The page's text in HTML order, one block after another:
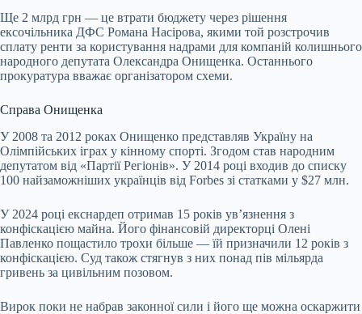
Ще 2 млрд грн — це втрати бюджету через рішення
ексочільника ДФС Романа Насірова, якими той розстрочив
сплату ренти за користування надрами для компаній колишнього
народного депутата Олександра Онищенка. Останнього
прокуратура вважає організатором схеми.
Справа Онищенка
У 2008 та 2012 роках Онищенко представляв Україну на
Олімпійських іграх у кінному спорті. Згодом став народним
депутатом від «Партії Регіонів». У 2014 році входив до списку
100 найзаможніших українців від Forbes зі статками у $27 млн.
У 2024 році екснардеп отримав 15 років ув’язнення з
конфіскацією майна. Його фінансовій директорці Олені
Павленко пощастило трохи більше — їй призначили 12 років з
конфіскацією. Суд також стягнув з них понад пів мільярда
гривень за цивільним позовом.
Вирок поки не набрав законної сили і його ще можна оскаржити